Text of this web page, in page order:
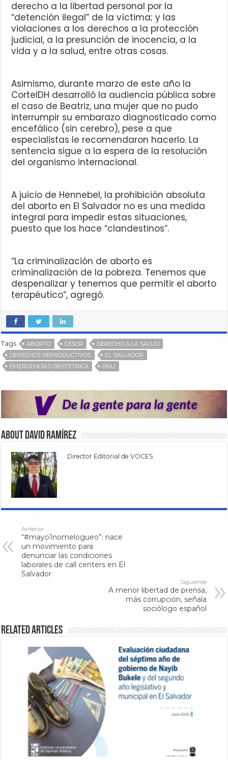
derecho a la libertad personal por la
“detención ilegal” de la víctima; y las
violaciones a los derechos a la protección
judicial, a la presunción de inocencia, a la
vida y a la salud, entre otras cosas.
Asimismo, durante marzo de este año la
CorteIDH desarrolló la audiencia pública sobre
el caso de Beatriz, una mujer que no pudo
interrumpir su embarazo diagnosticado como
encefálico (sin cerebro), pese a que
especialistas le recomendaron hacerlo. La
sentencia sigue a la espera de la resolución
del organismo internacional.
A juicio de Hennebel, la prohibición absoluta
del aborto en El Salvador no es una medida
integral para impedir estas situaciones,
puesto que los hace “clandestinos”.
“La criminalización de aborto es
criminalización de la pobreza. Tenemos que
despenalizar y tenemos que permitir el aborto
terapéutico”, agregó.
Tags ABORTO CESCR
DERECHO A LA SALUD
DERECHOS REPRODUCTIVOS
EL SALVADOR
EMERGENCIAS OBSTETRICA
ONU
About David Ramírez
Director Editorial de VOCES
Anterior
“#mayo1nomelogueo”: nace
un movimiento para
denunciar las condiciones
laborales de call centers en El
Salvador
Siguiente
A menor libertad de prensa,
más corrupción, señala
sociólogo español
Related Articles